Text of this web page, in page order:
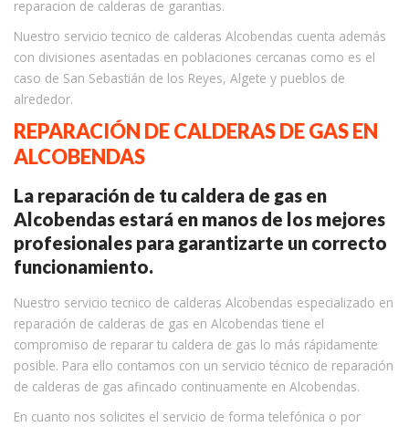
reparacion de calderas de garantias.
Nuestro servicio tecnico de calderas Alcobendas cuenta además
con divisiones asentadas en poblaciones cercanas como es el
caso de San Sebastián de los Reyes, Algete y pueblos de
alrededor.
REPARACIÓN DE CALDERAS DE GAS EN
ALCOBENDAS
La reparación de tu caldera de gas en
Alcobendas estará en manos de los mejores
profesionales para garantizarte un correcto
funcionamiento.
Nuestro servicio tecnico de calderas Alcobendas especializado en
reparación de calderas de gas en Alcobendas tiene el
compromiso de reparar tu caldera de gas lo más rápidamente
posible. Para ello contamos con un servicio técnico de reparación
de calderas de gas afincado continuamente en Alcobendas.
En cuanto nos solicites el servicio de forma telefónica o por